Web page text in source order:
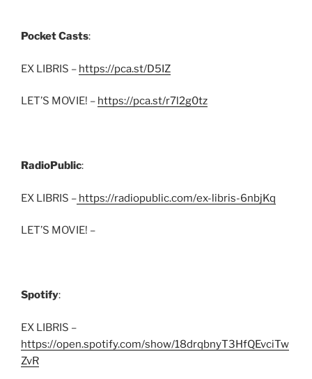
Pocket Casts:
EX LIBRIS – https://pca.st/D5IZ
LET’S MOVIE! – https://pca.st/r7l2g0tz
RadioPublic:
EX LIBRIS – https://radiopublic.com/ex-libris-6nbjKq
LET’S MOVIE! –
Spotify:
EX LIBRIS –
https://open.spotify.com/show/18drqbnyT3HfQEvciTw
ZvR